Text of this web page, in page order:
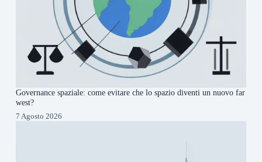
Governance spaziale: come evitare che lo spazio diventi un nuovo far
west?
7 Agosto 2026